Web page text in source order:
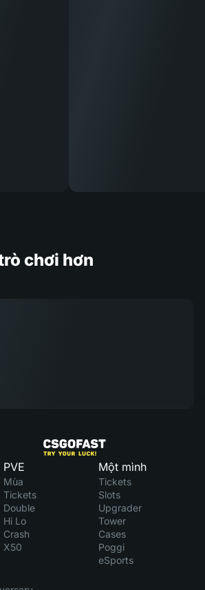
chơi hơn
PVE
Mùa
Tickets
Double
Hi Lo
Crash
X50
Một mình
Tickets
Slots
Upgrader
Tower
Cases
Poggi
eSports